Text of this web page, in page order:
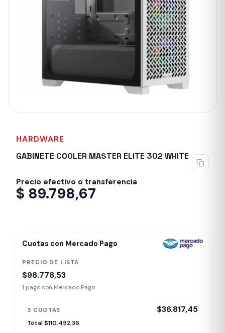
HARDWARE
GABINETE COOLER MASTER ELITE 302 WHITE
Precio efectivo o transferencia
$ 89.798,67
Cuotas con Mercado Pago
PRECIO DE LISTA
$98.778,53
1 pago con Mercado Pago
3 CUOTAS $36.817,45
Total $110.452,36